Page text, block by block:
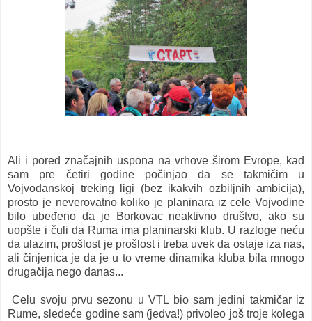
Ali i pored značajnih uspona na vrhove širom Evrope, kad
sam pre četiri godine počinjao da se takmičim u
Vojvođanskoj treking ligi (bez ikakvih ozbiljnih ambicija),
prosto je neverovatno koliko je planinara iz cele Vojvodine
bilo ubeđeno da je Borkovac neaktivno društvo, ako su
uopšte i čuli da Ruma ima planinarski klub. U razloge neću
da ulazim, prošlost je prošlost i treba uvek da ostaje iza nas,
ali činjenica je da je u to vreme dinamika kluba bila mnogo
drugačija nego danas...
Celu svoju prvu sezonu u VTL bio sam jedini takmičar iz
Rume, sledeće godine sam (jedva!) privoleo još troje kolega